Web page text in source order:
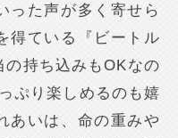
った声が多く寄せら
得ている『ビートル
の持ち込みもOKなの
ぷり楽しめるのも嬉
あいは、命の重みや